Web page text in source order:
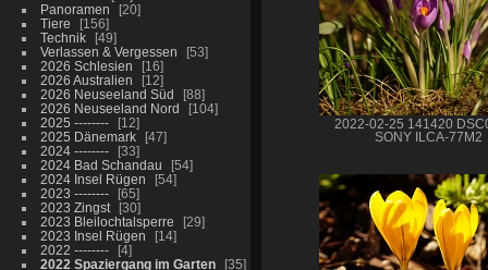
Panoramen
20
Tiere
156
Technik
49
Verlassen & Vergessen
53
2026 Schlesien
16
2026 Australien
12
2026 Neuseeland Süd
88
2026 Neuseeland Nord
104
2025 --------
12
2025 Dänemark
47
2024 --------
33
2024 Bad Schandau
54
2024 Insel Rügen
54
2023 --------
65
2023 Zingst
30
2023 Bleilochtalsperre
29
2023 Insel Rügen
14
2022 --------
4
2022 Spaziergang im Garten
35
2022-02-25 141420
SONY ILCA-77M2